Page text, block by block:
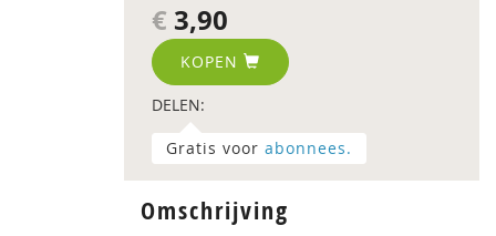
€ 3,90
KOPEN
DELEN:
Gratis voor abonnees.
Omschrijving